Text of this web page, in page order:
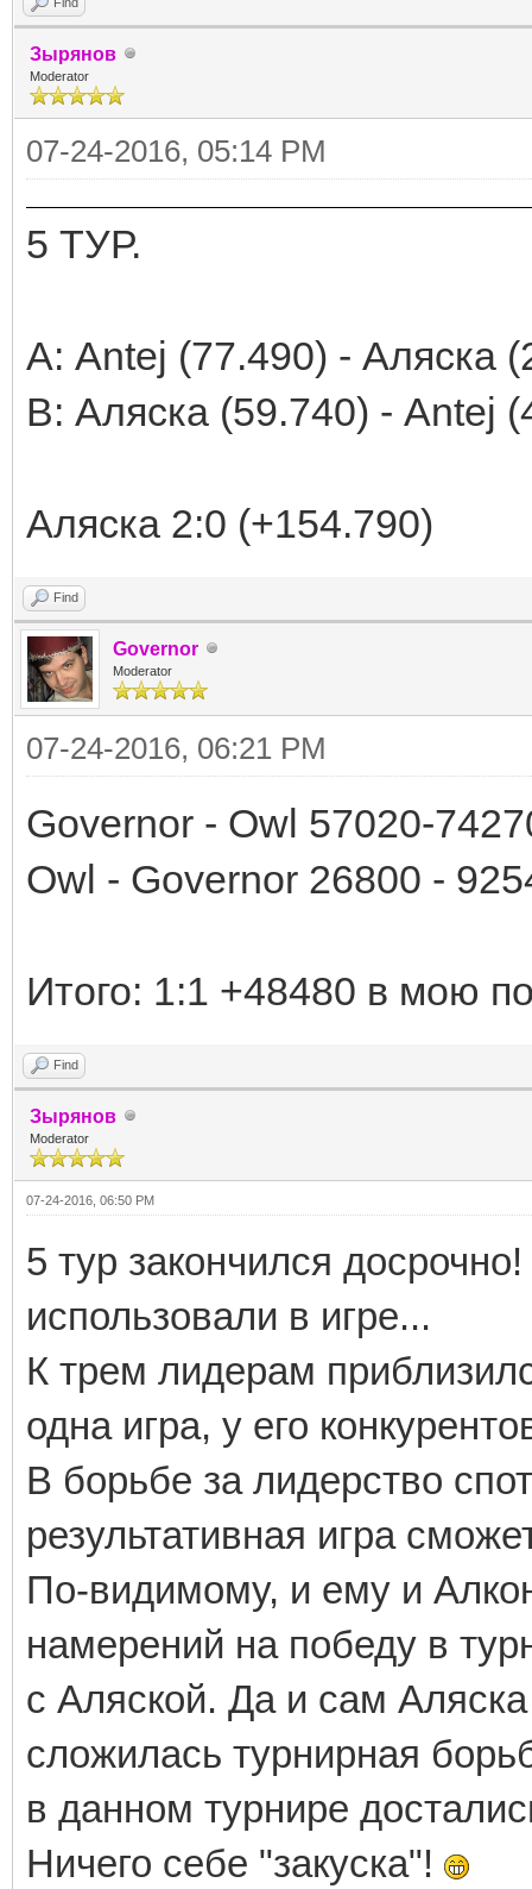
Зырянов
Moderator
07-24-2016, 05:14 PM
5 ТУР.
А: Antej (77.490) - Аляска
В: Аляска (59.740) - Antej
Аляска 2:0 (+154.790)
Find
Governor
Moderator
07-24-2016, 06:21 PM
Governor - Owl 57020-
Owl - Governor 26800 -
Итого: 1:1 +48480 в мою
Find
Зырянов
Moderator
07-24-2016, 06:50 PM
5 тур закончился
использовали в игре...
К трем лидерам
одна игра, у его
В борьбе за лидерство
результативная игра
По-видимому, и ему и
намерений на победу в
с Аляской. Да и сам
сложилась турнирная
в данном турнире
Ничего себе "закуска"!